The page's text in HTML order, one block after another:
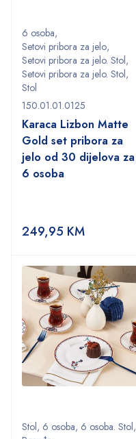
6 osoba,
Setovi pribora za jelo,
Setovi pribora za jelo. Stol,
Setovi pribora za jelo. Stol,
Stol
150.01.01.0125
Karaca Lizbon Matte
Gold set pribora za
jelo od 30 dijelova za
6 osoba
249,95 KM
Stol, 6 osoba, 6 osoba. Stol,